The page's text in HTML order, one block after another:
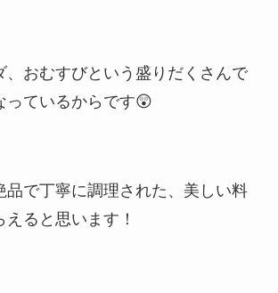
、おむすびという盛りだくさんで
っているからです😲
品で丁寧に調理された、美しい料
ると思います！